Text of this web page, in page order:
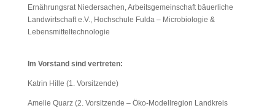
Ernährungsrat Niedersachen, Arbeitsgemeinschaft bäuerliche
Landwirtschaft e.V., Hochschule Fulda – Microbiologie &
Lebensmitteltechnologie
Im Vorstand sind vertreten:
Katrin Hille (1. Vorsitzende)
Amelie Quarz (2. Vorsitzende – Öko-Modellregion Landkreis